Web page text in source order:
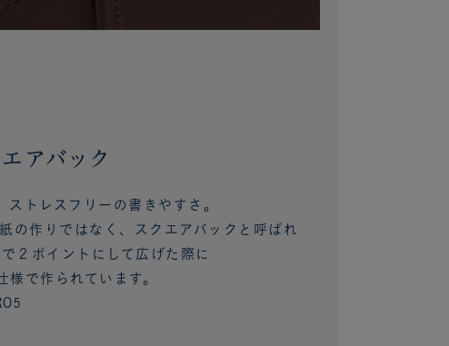
アバック
ストレスフリーの書きやすさ。
の作りではなく、スクエアバックと呼ばれ
２ポイントにして広げた際に
で作られています。